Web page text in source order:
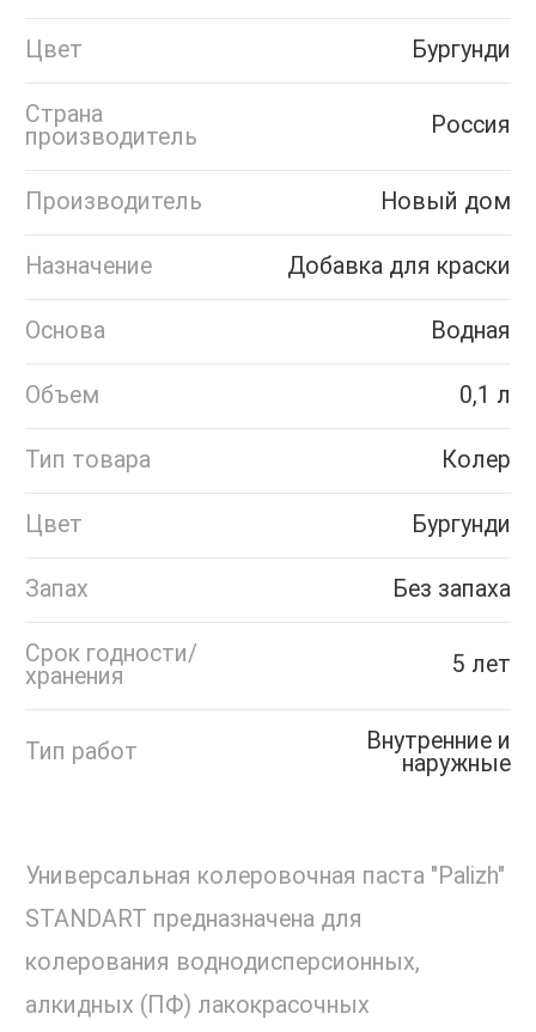
Цвет Бургунди
Страна
производитель
Россия
Производитель Новый дом
Назначение Добавка для краски
Основа Водная
Объем 0,1 л
Тип товара Колер
Цвет Бургунди
Запах Без запаха
Срок годности/
хранения
5 лет
Тип работ
Внутренние и
наружные
Универсальная колеровочная паста "Palizh"
STANDART предназначена для
колерования воднодисперсионных,
алкидных (ПФ) лакокрасочных